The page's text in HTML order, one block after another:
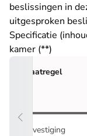
beslissingen in
uitgesproken
Specificatie
kamer (**)
Maatregel
Bevestiging